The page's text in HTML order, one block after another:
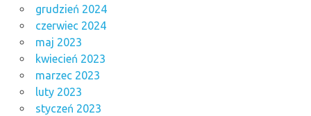
grudzień 2024
czerwiec 2024
maj 2023
kwiecień 2023
marzec 2023
luty 2023
styczeń 2023